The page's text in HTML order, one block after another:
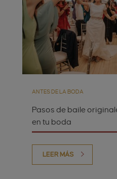
ANTES DE LA BODA
Pasos de baile
en tu boda
LEER MÁS